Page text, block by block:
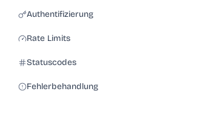
Authentifizierung
Rate Limits
Statuscodes
Fehlerbehandlung